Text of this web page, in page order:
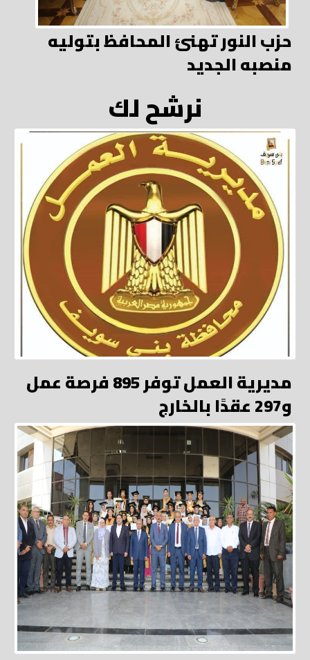
حزب النور تهنئ المحافظ بتوليه
منصبه الجديد
نرشح لك
مديرية العمل توفر 895 فرصة عمل
و297 عقدًا بالخارج